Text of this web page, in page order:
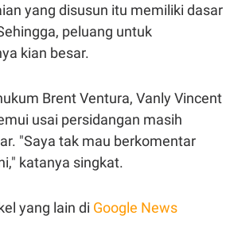
yang disusun itu memiliki dasar
peluang untuk
kian besar.
Brent Ventura, Vanly Vincent
usai persidangan masih
"Saya tak mau berkomentar
katanya singkat.
yang lain di Google News